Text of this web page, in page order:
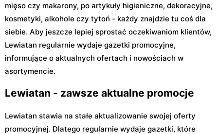
mięso czy makarony, po artykuły higieniczne, dekoracyjne,
kosmetyki, alkohole czy tytoń - każdy znajdzie tu coś dla
siebie. Aby jeszcze lepiej sprostać oczekiwaniom klientów,
Lewiatan regularnie wydaje gazetki promocyjne,
informujące o aktualnych ofertach i nowościach w
asortymencie.
Lewiatan - zawsze aktualne promocje
Lewiatan stawia na stałe aktualizowanie swojej oferty
promocyjnej. Dlatego regularnie wydaje gazetki, które